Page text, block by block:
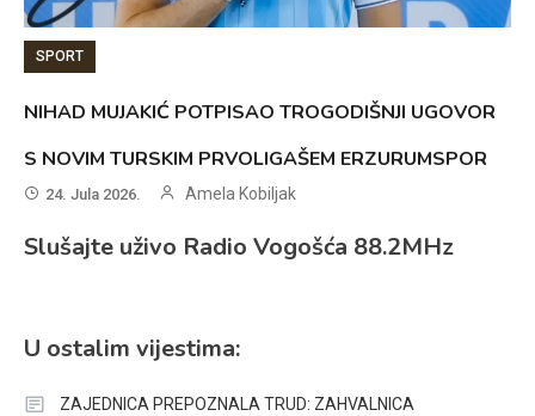
SPORT
NIHAD MUJAKIĆ POTPISAO TROGODIŠNJI UGOVOR
S NOVIM TURSKIM PRVOLIGAŠEM ERZURUMSPOR
24. Jula 2026. Amela Kobiljak
Slušajte uživo Radio Vogošća 88.2MHz
U ostalim vijestima:
ZAJEDNICA PREPOZNALA TRUD: ZAHVALNICA